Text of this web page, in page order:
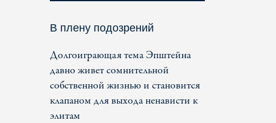
В плену подозрений
Долгоиграющая тема Эпштейна
давно живет сомнительной
собственной жизнью и становится
клапаном для выхода ненависти к
элитам